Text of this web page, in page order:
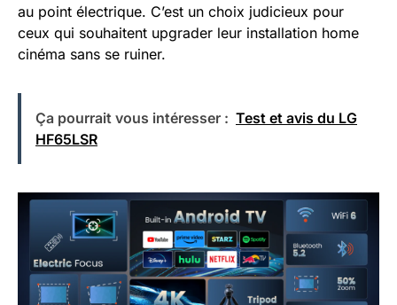
au point électrique. C’est un choix judicieux pour
ceux qui souhaitent upgrader leur installation home
cinéma sans se ruiner.
Ça pourrait vous intéresser : Test et avis du LG
HF65LSR